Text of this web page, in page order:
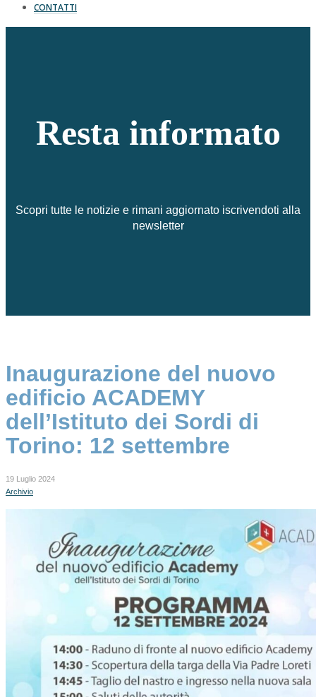
CONTATTI
Resta informato
Scopri tutte le notizie e rimani aggiornato iscrivendoti alla
newsletter
Inaugurazione del nuovo
edificio ACADEMY
dell’Istituto dei Sordi di
Torino: 12 settembre
19 Luglio 2024
Archivio